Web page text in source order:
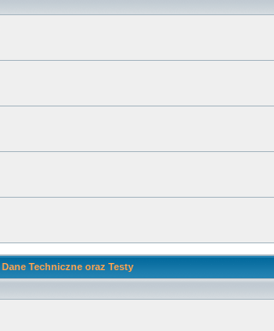
Dane Techniczne oraz Testy